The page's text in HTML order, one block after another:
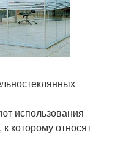
использования
которому относят